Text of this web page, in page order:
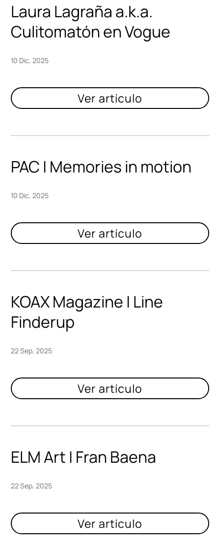
Laura Lagraña a.k.a.
Culitomatón en Vogue
10 Dic, 2025
PAC | Memories in motion
10 Dic, 2025
KOAX Magazine | Line
Finderup
22 Sep, 2025
ELM Art | Fran Baena
22 Sep, 2025